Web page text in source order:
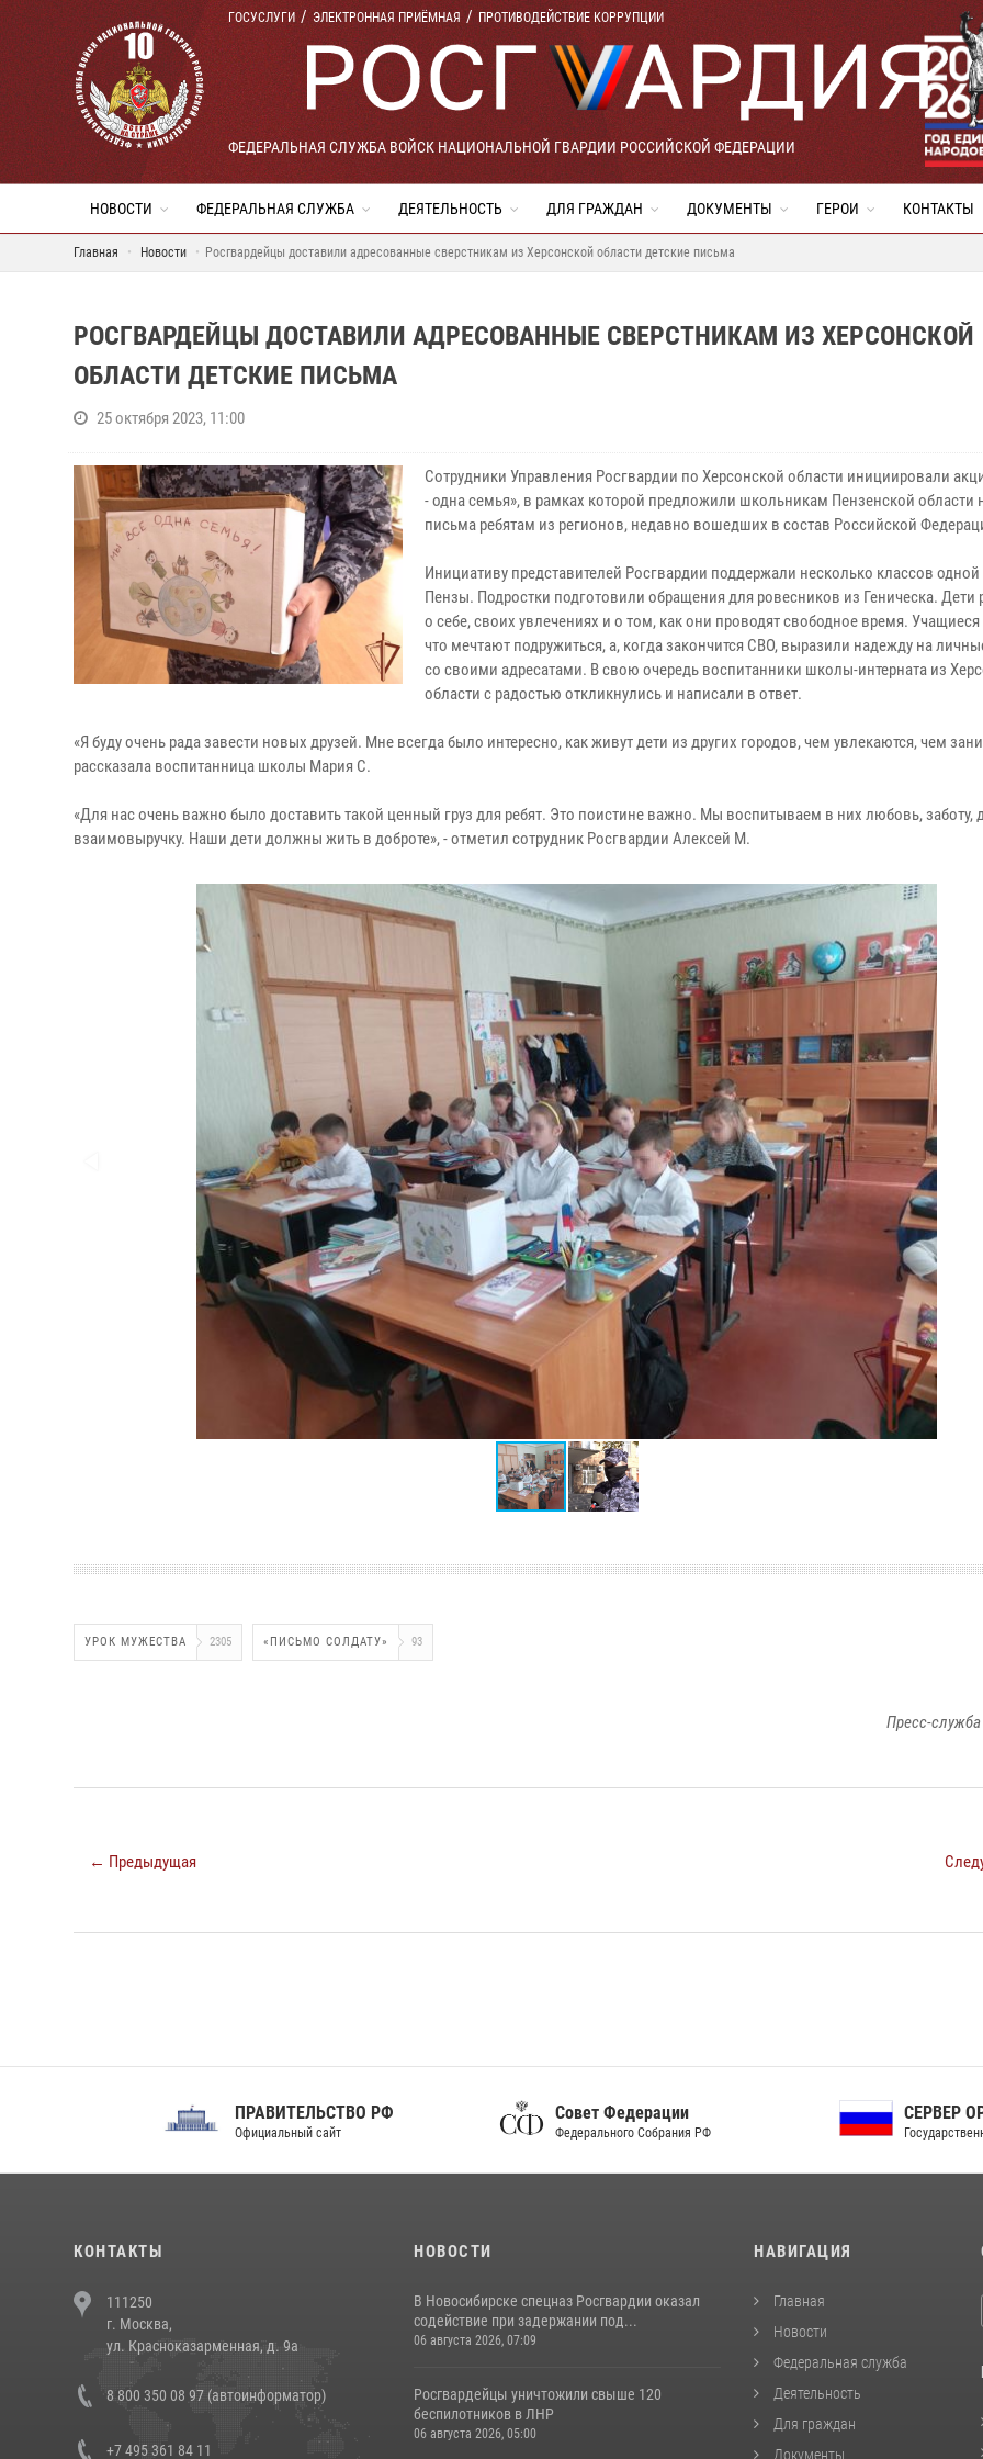
ГОСУСЛУГИ ЭЛЕКТРОННАЯ ПРИЁМНАЯ ПРОТИВОДЕЙСТВИЕ КОРРУПЦИИ
ФЕДЕРАЛЬНАЯ СЛУЖБА ВОЙСК НАЦИОНАЛЬНОЙ ГВАРДИИ РОССИЙСКОЙ ФЕДЕРАЦИИ
НОВОСТИ ФЕДЕРАЛЬНАЯ СЛУЖБА ДЕЯТЕЛЬНОСТЬ ДЛЯ ГРАЖДАН ДОКУМЕНТЫ ГЕРОИ КОНТАКТЫ
Главная Новости Росгвардейцы доставили адресованные сверстникам из Херсонской области детские письма
РОСГВАРДЕЙЦЫ ДОСТАВИЛИ АДРЕСОВАННЫЕ СВЕРСТНИКАМ ИЗ ХЕРСОНСКОЙ
ОБЛАСТИ ДЕТСКИЕ ПИСЬМА
25 октября 2023, 11:00
Сотрудники Управления Росгвардии по Херсонской области инициировали
- одна семья», в рамках которой предложили школьникам Пензенской области
письма ребятам из регионов, недавно вошедших в состав Российской
Инициативу представителей Росгвардии поддержали несколько классов
Пензы. Подростки подготовили обращения для ровесников из Геническа. Дети
о себе, своих увлечениях и о том, как они проводят свободное время.
что мечтают подружиться, а, когда закончится СВО, выразили надежду на
со своими адресатами. В свою очередь воспитанники школы-интерната из
области с радостью откликнулись и написали в ответ.
«Я буду очень рада завести новых друзей. Мне всегда было интересно, как живут дети из других городов, чем увлекаются, чем
рассказала воспитанница школы Мария С.
«Для нас очень важно было доставить такой ценный груз для ребят. Это поистине важно. Мы воспитываем в них любовь, заботу,
взаимовыручку. Наши дети должны жить в доброте», - отметил сотрудник Росгвардии Алексей М.
УРОК МУЖЕСТВА 2305 «ПИСЬМО СОЛДАТУ» 93
Пресс-служба
← Предыдущая
ПРАВИТЕЛЬСТВО РФ
Официальный сайт
Совет Федерации
Федерального Собрания РФ
СЕРВЕР ОРГАНОВ
Государственной власти РФ
КОНТАКТЫ
111250
г. Москва,
ул. Красноказарменная, д. 9а
8 800 350 08 97 (автоинформатор)
+7 495 361 84 11
НОВОСТИ
В Новосибирске спецназ Росгвардии оказал
содействие при задержании под...
06 августа 2026, 07:09
Росгвардейцы уничтожили свыше 120
беспилотников в ЛНР
06 августа 2026, 05:00
НАВИГАЦИЯ
Главная
Новости
Федеральная служба
Деятельность
Для граждан
Документы